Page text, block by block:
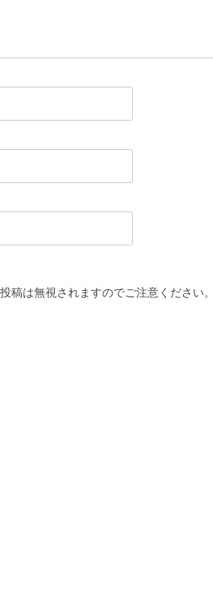
稿は無視されますのでご注意ください